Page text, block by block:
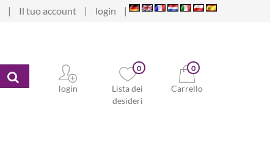
Il tuo account login
login
0
Lista dei
desideri
0
Carrello